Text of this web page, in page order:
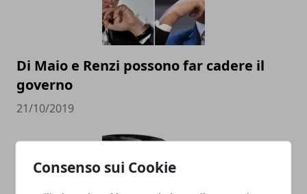
Consenso sui Cookie
Di Maio e Renzi possono far cadere il
governo
21/10/2019